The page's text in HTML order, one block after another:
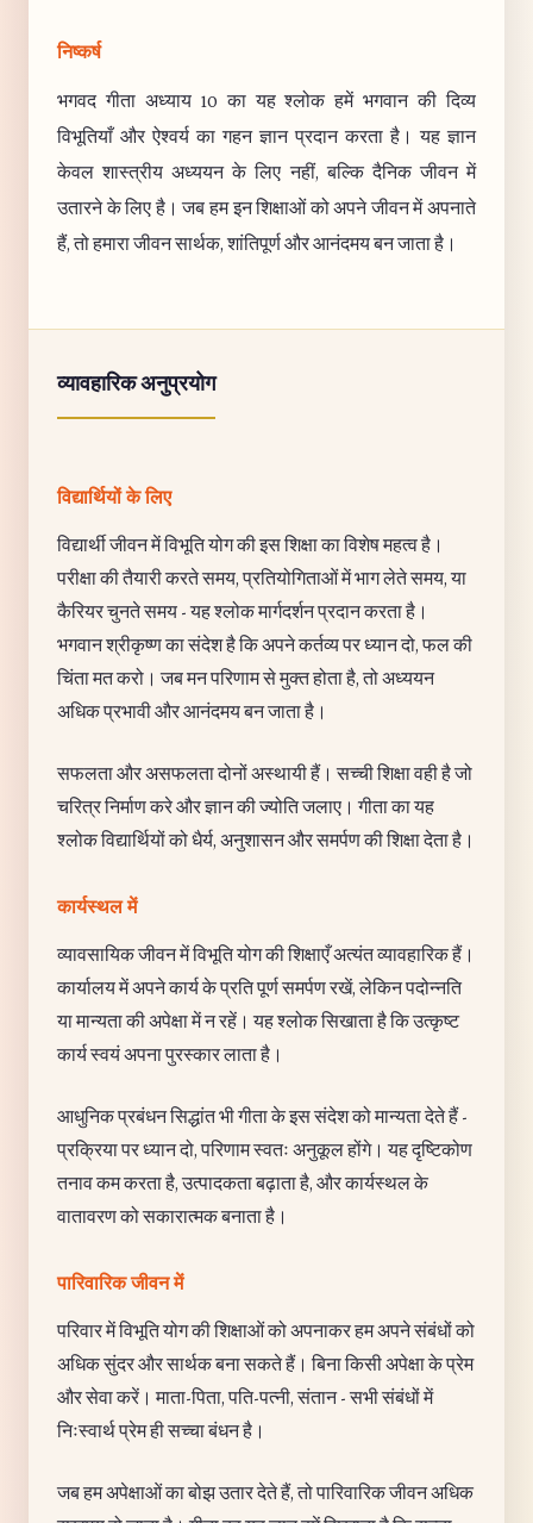
निष्कर्ष
भगवद गीता अध्याय 10 का यह श्लोक हमें भगवान की दिव्य
विभूतियाँ और ऐश्वर्य का गहन ज्ञान प्रदान करता है। यह ज्ञान
केवल शास्त्रीय अध्ययन के लिए नहीं, बल्कि दैनिक जीवन में
उतारने के लिए है। जब हम इन शिक्षाओं को अपने जीवन में अपनाते
हैं, तो हमारा जीवन सार्थक, शांतिपूर्ण और आनंदमय बन जाता है।
व्यावहारिक अनुप्रयोग
विद्यार्थियों के लिए
विद्यार्थी जीवन में विभूति योग की इस शिक्षा का विशेष महत्व है।
परीक्षा की तैयारी करते समय, प्रतियोगिताओं में भाग लेते समय, या
कैरियर चुनते समय - यह श्लोक मार्गदर्शन प्रदान करता है।
भगवान श्रीकृष्ण का संदेश है कि अपने कर्तव्य पर ध्यान दो, फल की
चिंता मत करो। जब मन परिणाम से मुक्त होता है, तो अध्ययन
अधिक प्रभावी और आनंदमय बन जाता है।
सफलता और असफलता दोनों अस्थायी हैं। सच्ची शिक्षा वही है जो
चरित्र निर्माण करे और ज्ञान की ज्योति जलाए। गीता का यह
श्लोक विद्यार्थियों को धैर्य, अनुशासन और समर्पण की शिक्षा देता है।
कार्यस्थल में
व्यावसायिक जीवन में विभूति योग की शिक्षाएँ अत्यंत व्यावहारिक हैं।
कार्यालय में अपने कार्य के प्रति पूर्ण समर्पण रखें, लेकिन पदोन्नति
या मान्यता की अपेक्षा में न रहें। यह श्लोक सिखाता है कि उत्कृष्ट
कार्य स्वयं अपना पुरस्कार लाता है।
आधुनिक प्रबंधन सिद्धांत भी गीता के इस संदेश को मान्यता देते हैं -
प्रक्रिया पर ध्यान दो, परिणाम स्वतः अनुकूल होंगे। यह दृष्टिकोण
तनाव कम करता है, उत्पादकता बढ़ाता है, और कार्यस्थल के
वातावरण को सकारात्मक बनाता है।
पारिवारिक जीवन में
परिवार में विभूति योग की शिक्षाओं को अपनाकर हम अपने संबंधों को
अधिक सुंदर और सार्थक बना सकते हैं। बिना किसी अपेक्षा के प्रेम
और सेवा करें। माता-पिता, पति-पत्नी, संतान - सभी संबंधों में
निःस्वार्थ प्रेम ही सच्चा बंधन है।
जब हम अपेक्षाओं का बोझ उतार देते हैं, तो पारिवारिक जीवन अधिक